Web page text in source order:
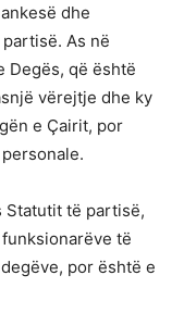
dhe
As në
Degës, që është
vërejtje dhe ky
e Çairit, por
Statutit të partisë,
të
por është e